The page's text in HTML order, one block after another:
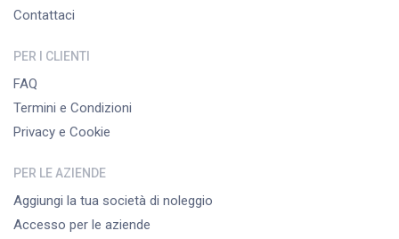
Contattaci
PER I CLIENTI
FAQ
Termini e Condizioni
Privacy e Cookie
PER LE AZIENDE
Aggiungi la tua società di noleggio
Accesso per le aziende